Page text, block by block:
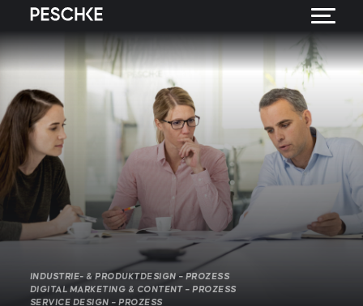
INDUSTRIE- & PRODUKTDESIGN – PROZESS
DIGITAL MARKETING & CONTENT – PROZESS
SERVICE DESIGN – PROZESS